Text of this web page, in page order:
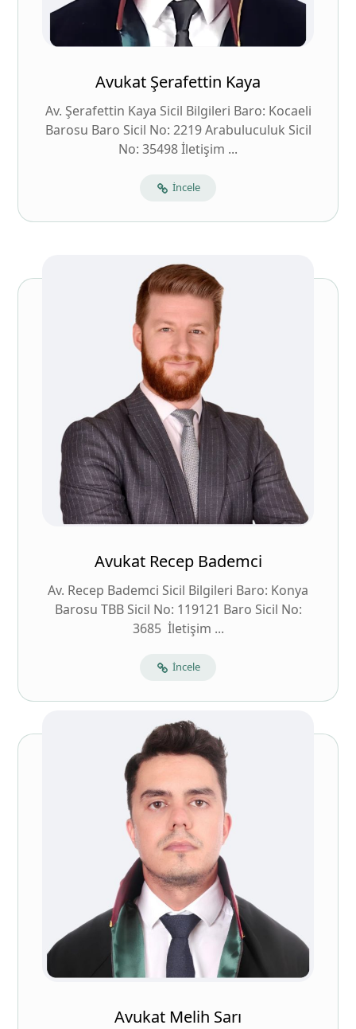
Avukat Şerafettin Kaya
Av. Şerafettin Kaya Sicil Bilgileri Baro: Kocaeli
Barosu Baro Sicil No: 2219 Arabuluculuk Sicil
No: 35498 İletişim ...
İncele
Avukat Recep Bademci
Av. Recep Bademci Sicil Bilgileri Baro: Konya
Barosu TBB Sicil No: 119121 Baro Sicil No:
3685 İletişim ...
İncele
Avukat Melih Sarı